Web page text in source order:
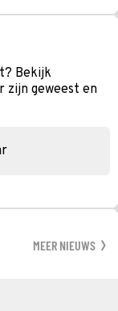
Bekijk
zijn geweest en
MEER NIEUWS